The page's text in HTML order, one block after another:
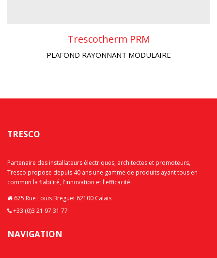
Trescotherm PRM
PLAFOND RAYONNANT MODULAIRE
TRESCO
Partenaire des installateurs électriques, architectes et promoteurs,
Tresco propose depuis 40 ans une gamme de produits ayant tous en
commun la fiabilité, l'innovation et l'efficacité.
675 Rue Louis Breguet 62100 Calais
+33 (0)3 21 97 31 77
NAVIGATION